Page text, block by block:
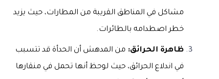
مشاكل في المناطق القريبة من المطارات، حيث يزيد
خطر اصطدامه بالطائرات.
ظاهرة الحرائق: من المدهش أن الحدأة قد تتسبب
في اندلاع الحرائق، حيث لوحظ أنها تحمل في منقارها